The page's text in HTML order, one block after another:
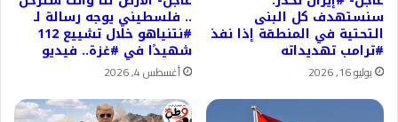
سنستهدف كل البنى
التحتية في المنطقة إذا نفذ
#ترامب تهديداته
يوليو 16, 2026
.. فلسطيني يوجه رسالة لـ
#نتنياهو خلال تشييع 112
شهيدًا في #غزة.. فيديو
أغسطس 4, 2026